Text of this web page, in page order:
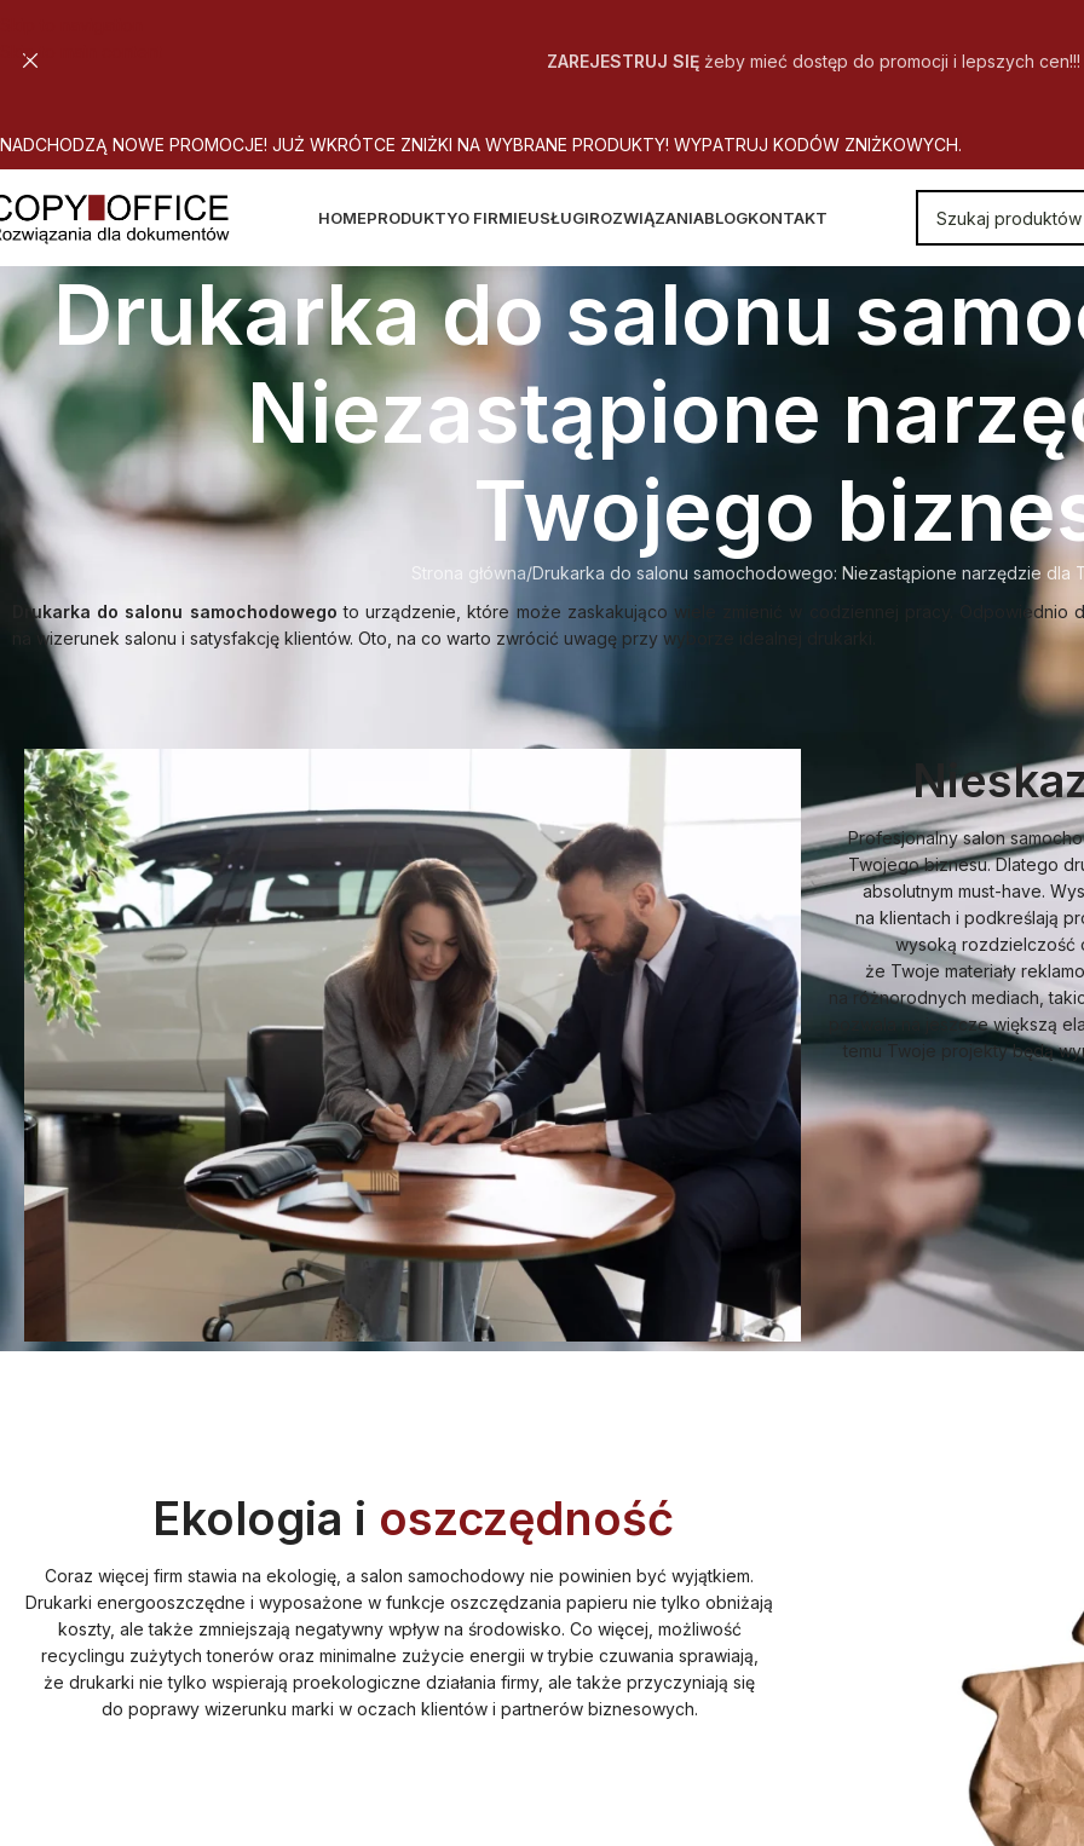
Skip to main content
ZAREJESTRUJ SIĘżeby mieć dostęp do promocji i lepszych cen!!!
NADCHODZĄ NOWE PROMOCJE! JUŻ WKRÓTCE ZNIŻKI NA WYBRANE PRODUKTY! WYPATRUJ KODÓW ZNIŻKOWYCH.
HOMEPRODUKTYO FIRMIEUSŁUGIROZWIĄZANIABLOGKONTAKT
Drukarka do salonu
Niezastąpione
Twojego
Strona główna Drukarka do salonu samochodowego: Niezastąpione narzędzie dla
Drukarka do salonu samochodowego to urządzenie, które może zaskakująco wiele zmienić w codziennej pracy. Odpowiednio
na wizerunek salonu i satysfakcję klientów. Oto, na co warto zwrócić uwagę przy wyborze idealnej drukarki.
Profesjonalny salon
Twojego biznesu. Dlatego
absolutnym must-have.
na klientach i podkreślają
wysoką rozdzielczość
że Twoje materiały
na różnorodnych mediach,
pozwala na jeszcze większą
temu Twoje projekty będą
Ekologia i oszczędność
Coraz więcej firm stawia na ekologię, a salon samochodowy nie powinien być wyjątkiem.
Drukarki energooszczędne i wyposażone w funkcje oszczędzania papieru nie tylko obniżają
koszty, ale także zmniejszają negatywny wpływ na środowisko. Co więcej, możliwość
recyclingu zużytych tonerów oraz minimalne zużycie energii w trybie czuwania sprawiają,
że drukarki nie tylko wspierają proekologiczne działania firmy, ale także przyczyniają się
do poprawy wizerunku marki w oczach klientów i partnerów biznesowych.